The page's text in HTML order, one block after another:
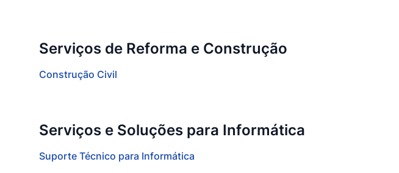
Serviços de Reforma e Construção
Construção Civil
Serviços e Soluções para Informática
Suporte Técnico para Informática